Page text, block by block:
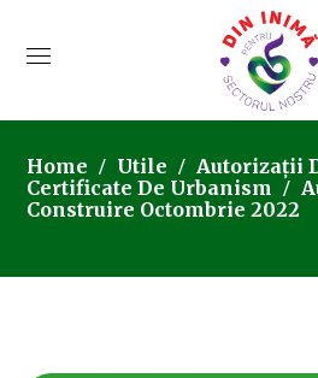
Home Utile
Autorizații
Certificate De Urbanism
Construire Octombrie 2022